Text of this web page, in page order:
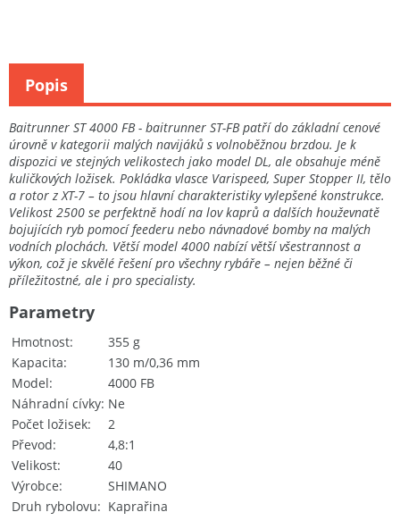
Baitrunner ST 4000 FB - baitrunner ST-FB patří do základní cenové
úrovně v kategorii malých navijáků s volnoběžnou brzdou. Je k
dispozici ve stejných velikostech jako model DL, ale obsahuje méně
kuličkových ložisek. Pokládka vlasce Varispeed, Super Stopper II, tělo
a rotor z XT-7 – to jsou hlavní charakteristiky vylepšené konstrukce.
Velikost 2500 se perfektně hodí na lov kaprů a dalších houževnatě
bojujících ryb pomocí feederu nebo návnadové bomby na malých
vodních plochách. Větší model 4000 nabízí větší všestrannost a
výkon, což je skvělé řešení pro všechny rybáře – nejen běžné či
příležitostné, ale i pro specialisty.
Hmotnost
355 g
Kapacita
130 m/0,36 mm
Model
4000 FB
Náhradní cívky Ne
Počet ložisek
2
Převod
4,8:1
Velikost
40
Výrobce
SHIMANO
Druh rybolovu
Kaprařina
Parametry
Popis